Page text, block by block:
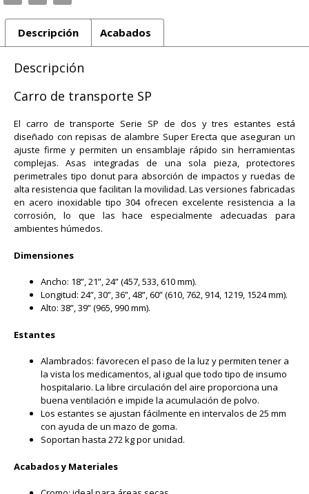
Descripción Acabados
Descripción
Carro de transporte SP
El carro de transporte Serie SP de dos y tres estantes está
diseñado con repisas de alambre Super Erecta que aseguran un
ajuste firme y permiten un ensamblaje rápido sin herramientas
complejas. Asas integradas de una sola pieza, protectores
perimetrales tipo donut para absorción de impactos y ruedas de
alta resistencia que facilitan la movilidad. Las versiones fabricadas
en acero inoxidable tipo 304 ofrecen excelente resistencia a la
corrosión, lo que las hace especialmente adecuadas para
ambientes húmedos.
Dimensiones
Ancho: 18”, 21”, 24” (457, 533, 610 mm).
Longitud: 24”, 30”, 36”, 48”, 60” (610, 762, 914, 1219, 1524 mm).
Alto: 38”, 39” (965, 990 mm).
Estantes
Alambrados: favorecen el paso de la luz y permiten tener a
la vista los medicamentos, al igual que todo tipo de insumo
hospitalario. La libre circulación del aire proporciona una
buena ventilación e impide la acumulación de polvo.
Los estantes se ajustan fácilmente en intervalos de 25 mm
con ayuda de un mazo de goma.
Soportan hasta 272 kg por unidad.
Acabados y Materiales